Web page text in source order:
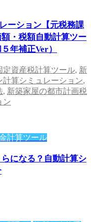
ーション【元税務課
・税額自動計算ツー
年補正Ver）
定資産税計算ツール, 新
算シミュレーション,
, 新築家屋の都市計画税
ン
計算ツール
になる？自動計算シ